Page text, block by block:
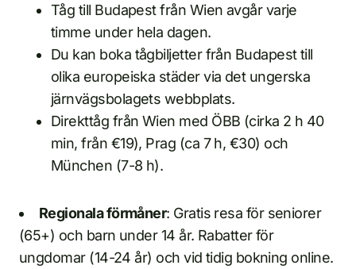
Tåg till Budapest från Wien avgår varje
timme under hela dagen.
Du kan boka tågbiljetter från Budapest till
olika europeiska städer via det ungerska
järnvägsbolagets webbplats.
Direkttåg från Wien med ÖBB (cirka 2 h 40
min, från €19), Prag (ca 7 h, €30) och
München (7-8 h).
Regionala förmåner: Gratis resa för seniorer
(65+) och barn under 14 år. Rabatter för
ungdomar (14-24 år) och vid tidig bokning online.